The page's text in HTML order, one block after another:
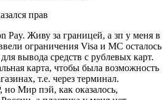
прав
Pay. Живу за границей, а зп у меня в
ограничения Visa и MC осталось
вывода средств с рублевых карт.
карта, чтобы была возможность
т.е. через терминал.
Мир пэй, как оказалось,